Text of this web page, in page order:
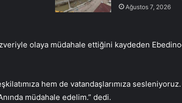
Ağustos 7, 2026
olaya müdahale ettiğini kaydeden
hem de vatandaşlarımıza
müdahale edelim.” dedi.